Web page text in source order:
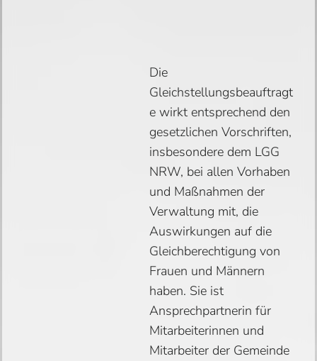
Die
Gleichstellungsbeauftragt
e wirkt entsprechend den
gesetzlichen Vorschriften,
insbesondere dem LGG
NRW, bei allen Vorhaben
und Maßnahmen der
Verwaltung mit, die
Auswirkungen auf die
Gleichberechtigung von
Frauen und Männern
haben. Sie ist
Ansprechpartnerin für
Mitarbeiterinnen und
Mitarbeiter der Gemeinde